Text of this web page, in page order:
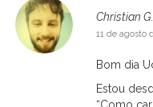
Christian
11 de agosto
Bom dia
Estou
“Como